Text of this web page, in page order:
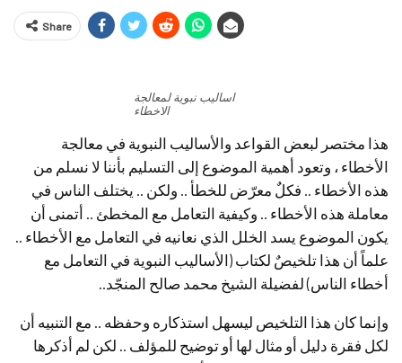
Share
اساليب نبوية لمعالجة
الاخطاء
هذا مختصر لبعض القواعد والأساليب النبوية في معالجة
الأخطاء ، وتعود أهمية الموضوع إلى التسليم بأننا لا نسلم من
هذه الأخطاء .. فكلٌ معرّض للخطأ .. ولكن .. يختلف الناس في
معاملة هذه الأخطاء .. وكيفية التعامل مع المخطئ .. أتمنى أن
يكون الموضوع يسد الخلل الذي نعانيه في التعامل مع الأخطاء ..
علماً أن هذا تلخيصٌ لكتاب (الأساليب النبوية في التعامل مع
أخطاء الناس) لفضيلة الشيخ محمد صالح المنجّد..
وإنما كان هذا التلخيص ليسهل استذكاره وحفظه .. مع التنبيه أن
لكل فقرة دليل أو مثال لها أو توضيح للمؤلف .. لكن لم أذكرها